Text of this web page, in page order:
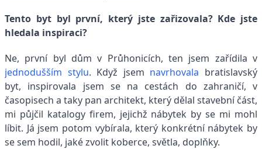
Tento byt byl první, který jste zařizovala? Kde jste
hledala inspiraci?
Ne, první byl dům v Průhonicích, ten jsem zařídila v
jednodušším stylu. Když jsem navrhovala bratislavský
byt, inspirovala jsem se na cestách do zahraničí, v
časopisech a taky pan architekt, který dělal stavební část,
mi půjčil katalogy firem, jejichž nábytek by se mi mohl
líbit. Já jsem potom vybírala, který konkrétní nábytek by
se sem hodil, jaké zvolit koberce, světla, doplňky.